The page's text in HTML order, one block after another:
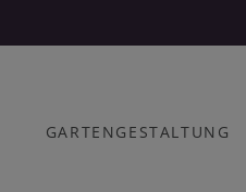
GARTENGESTALTUNG